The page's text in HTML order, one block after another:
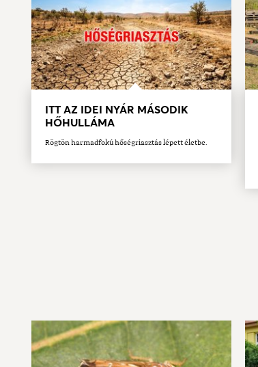
ITT AZ IDEI NYÁR MÁSODIK
HŐHULLÁMA
Rögtön harmadfokú hőségriasztás lépett életbe.